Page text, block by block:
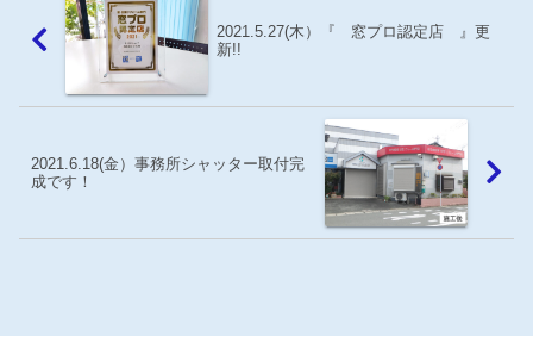
2021.5.27(木）『 窓プロ認定店 』更
新!!
2021.6.18(金）事務所シャッター取付完
成です！